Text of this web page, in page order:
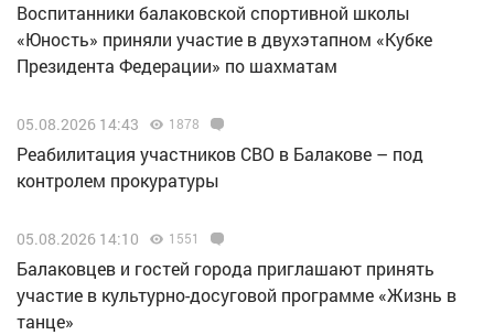
Воспитанники балаковской спортивной школы
«Юность» приняли участие в двухэтапном «Кубке
Президента Федерации» по шахматам
05.08.2026 14:43 1878
Реабилитация участников СВО в Балакове – под
контролем прокуратуры
05.08.2026 14:10 1551
Балаковцев и гостей города приглашают принять
участие в культурно-досуговой программе «Жизнь в
танце»